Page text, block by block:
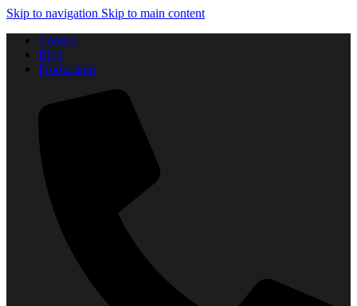
Skip to navigation Skip to main content
Contact
Blog
Producători